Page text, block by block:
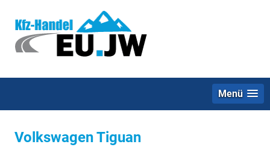
Menü
Volkswagen Tiguan